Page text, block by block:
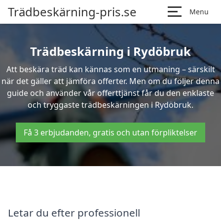
Trädbeskärning-pris.se Menu
Trädbeskärning i Rydöbruk
Att beskära träd kan kännas som en utmaning – särskilt
när det gäller att jämföra offerter. Men om du följer denna
guide och använder vår offerttjänst får du den enklaste
och tryggaste trädbeskärningen i Rydöbruk.
Få 3 erbjudanden, gratis och utan förpliktelser
Letar du efter professionell